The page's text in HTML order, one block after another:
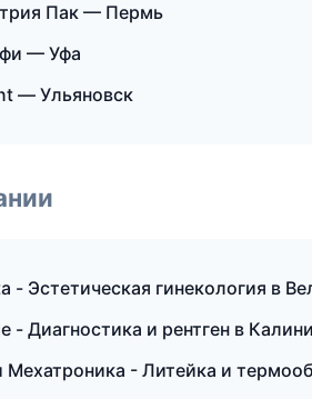
Пак — Пермь
— Уфа
— Ульяновск
- Эстетическая гинекология в
- Диагностика и рентген в
- Литейка и